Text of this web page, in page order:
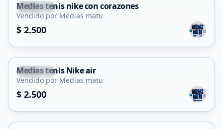
Capital
Medias tenis nike con corazones
Vendido por Medias matu
$ 2.500
Capital
Medias tenis Nike air
Vendido por Medias matu
$ 2.500